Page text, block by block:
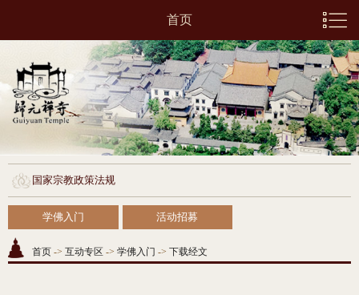
首页
国家宗教政策法规
学佛入门 活动招募
首页 -> 互动专区 -> 学佛入门 -> 下载经文